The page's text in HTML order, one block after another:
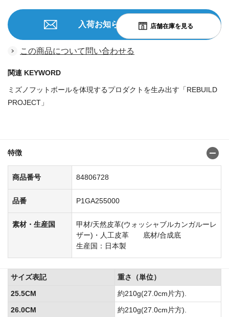
入荷お知らせを申込む
この商品について問い合わせる
関連 KEYWORD
ミズノフットボールを体現するプロダクトを生み出す「REBUILD
PROJECT」
特徴
商品番号 84806728
品番 P1GA255000
素材・生産国
甲材/天然皮革(ウォッシャブルカンガルーレ
ザー)・人工皮革 底材/合成底
生産国：日本製
サイズ表記
重さ（単位）
25.5CM
約210g(27.0cm片方).
26.0CM
約210g(27.0cm片方).